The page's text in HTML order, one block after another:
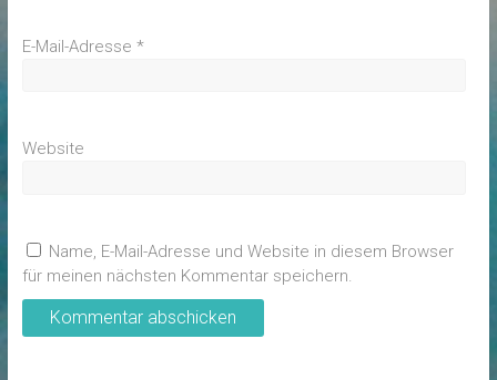
E-Mail-Adresse *
Website
Name, E-Mail-Adresse und Website in diesem Browser
für meinen nächsten Kommentar speichern.